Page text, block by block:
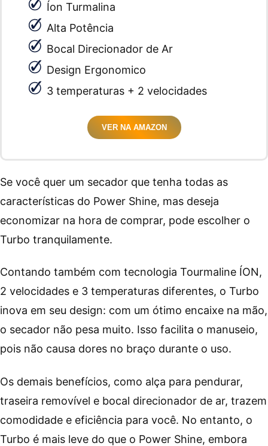
Íon Turmalina
Alta Potência
Bocal Direcionador de Ar
Design Ergonomico
3 temperaturas + 2 velocidades
VER NA AMAZON
Se você quer um secador que tenha todas as
características do Power Shine, mas deseja
economizar na hora de comprar, pode escolher o
Turbo tranquilamente.
Contando também com tecnologia Tourmaline ÍON,
2 velocidades e 3 temperaturas diferentes, o Turbo
inova em seu design: com um ótimo encaixe na mão,
o secador não pesa muito. Isso facilita o manuseio,
pois não causa dores no braço durante o uso.
Os demais benefícios, como alça para pendurar,
traseira removível e bocal direcionador de ar, trazem
comodidade e eficiência para você. No entanto, o
Turbo é mais leve do que o Power Shine, embora